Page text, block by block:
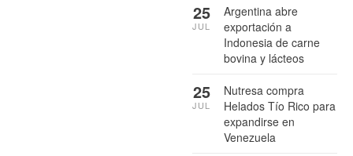
Argentina abre
exportación a
Indonesia de carne
bovina y lácteos
25
JUL
Nutresa compra
Helados Tío Rico para
expandirse en
Venezuela
25
JUL